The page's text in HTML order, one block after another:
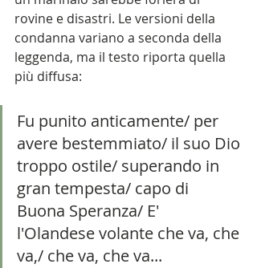
rovine e disastri. Le versioni della
condanna variano a seconda della
leggenda, ma il testo riporta quella
più diffusa:
Fu punito anticamente/ per
avere bestemmiato/ il suo Dio
troppo ostile/ superando in
gran tempesta/ capo di
Buona Speranza/ E'
l'Olandese volante che va, che
va,/ che va, che va...